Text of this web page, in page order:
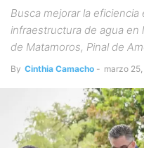
Busca mejorar la
infraestructura de agua en
de Matamoros, Pinal de
By Cinthia Camacho - marzo